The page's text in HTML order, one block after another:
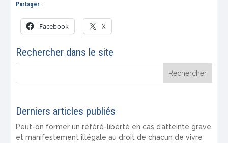
Partager :
Facebook X
Rechercher dans le site
Derniers articles publiés
Peut-on former un référé-liberté en cas d’atteinte grave
et manifestement illégale au droit de chacun de vivre